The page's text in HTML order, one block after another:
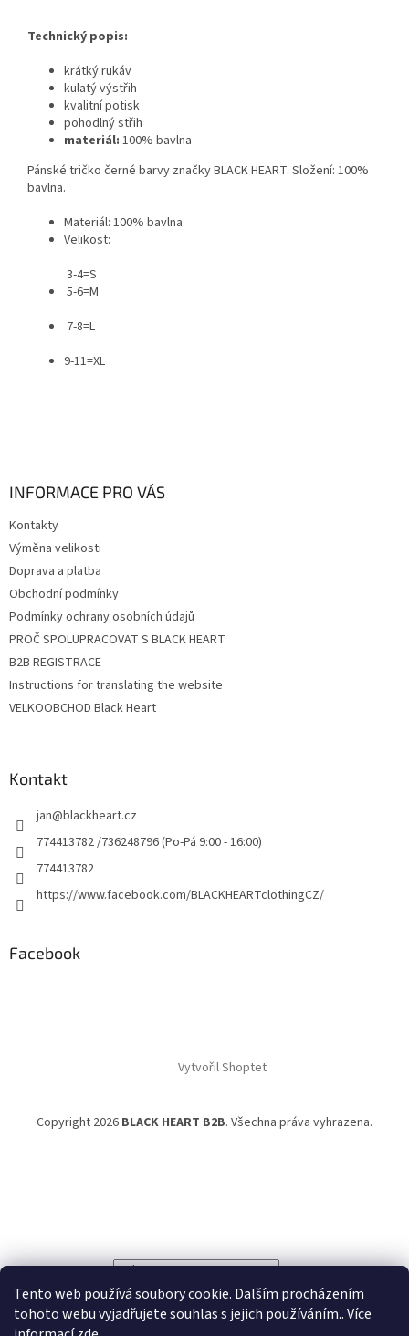
Tento web používá soubory cookie. Dalším procházením
tohoto webu vyjadřujete souhlas s jejich používáním.. Více
Technický popis:
krátký rukáv
kulatý výstřih
kvalitní potisk
pohodlný střih
materiál: 100% bavlna
Pánské tričko černé barvy značky BLACK HEART. Složení: 100%
bavlna.
Materiál: 100% bavlna
Velikost:
3-4=S
5-6=M
7-8=L
9-11=XL
INFORMACE PRO VÁS
Kontakty
Výměna velikosti
Doprava a platba
Obchodní podmínky
Podmínky ochrany osobních údajů
PROČ SPOLUPRACOVAT S BLACK HEART
B2B REGISTRACE
Instructions for translating the website
VELKOOBCHOD Black Heart
Kontakt
jan@blackheart.cz
774413782 /736248796 (Po-Pá 9:00 - 16:00)
774413782
https://www.facebook.com/BLACKHEARTclothingCZ/
Facebook
Vytvořil Shoptet
Copyright 2026 BLACK HEART B2B. Všechna práva vyhrazena.
Powered by Translate